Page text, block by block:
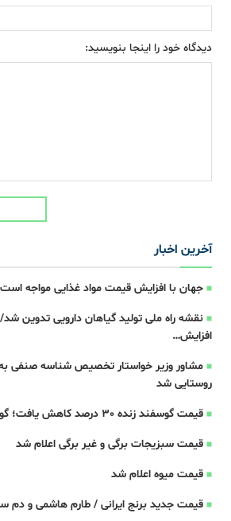
دیدگاه خود را اینجا بنویسید:
آخرین اخبار
جهان با افزایش قیمت مواد غذایی مواجه است
نقشه راه ملی تولید گیاهان دارویی تدوین شد/
افزایش…
مشاور وزیر خواستار تخصیص شناسه صنفی
روستایی شد
قیمت گوسفند زنده 30 درصد کاهش یافت؛ گوشت ارزان نشد
قیمت سبزیجات برگی و غیر برگی اعلام شد
قیمت میوه اعلام شد
قیمت جدید برنج ایرانی / طارم هاشمی و دم